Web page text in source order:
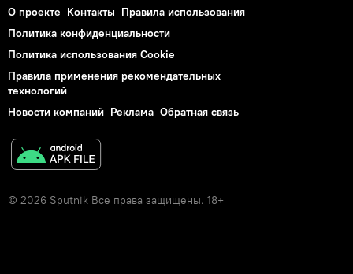
О проекте Контакты Правила использования
Политика конфиденциальности
Политика использования Cookie
Правила применения рекомендательных
технологий
Новости компаний Реклама Обратная связь
© 2026 Sputnik Все права защищены. 18+